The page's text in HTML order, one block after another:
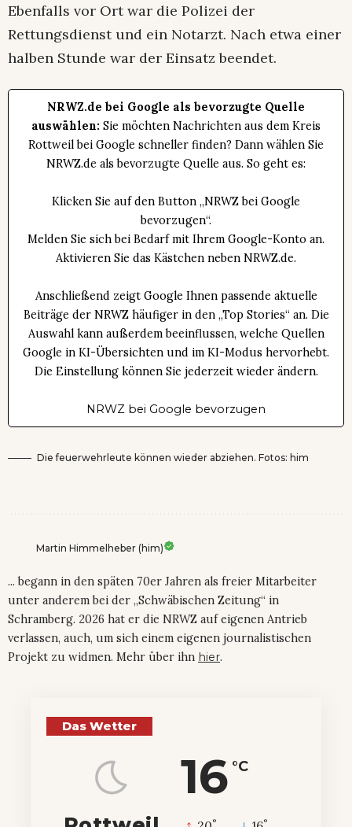
Ebenfalls vor Ort war die Polizei der
Rettungsdienst und ein Notarzt. Nach etwa einer
halben Stunde war der Einsatz beendet.
NRWZ.de bei Google als bevorzugte Quelle
auswählen: Sie möchten Nachrichten aus dem Kreis
Rottweil bei Google schneller finden? Dann wählen Sie
NRWZ.de als bevorzugte Quelle aus. So geht es:
Klicken Sie auf den Button „NRWZ bei Google
bevorzugen“.
Melden Sie sich bei Bedarf mit Ihrem Google-Konto an.
Aktivieren Sie das Kästchen neben NRWZ.de.
Anschließend zeigt Google Ihnen passende aktuelle
Beiträge der NRWZ häufiger in den „Top Stories“ an. Die
Auswahl kann außerdem beeinflussen, welche Quellen
Google in KI-Übersichten und im KI-Modus hervorhebt.
Die Einstellung können Sie jederzeit wieder ändern.
NRWZ bei Google bevorzugen
Die feuerwehrleute können wieder abziehen. Fotos: him
Martin Himmelheber (him)
... begann in den späten 70er Jahren als freier Mitarbeiter
unter anderem bei der „Schwäbischen Zeitung“ in
Schramberg. 2026 hat er die NRWZ auf eigenen Antrieb
verlassen, auch, um sich einem eigenen journalistischen
Projekt zu widmen. Mehr über ihn hier.
Das Wetter
16 °C
° °